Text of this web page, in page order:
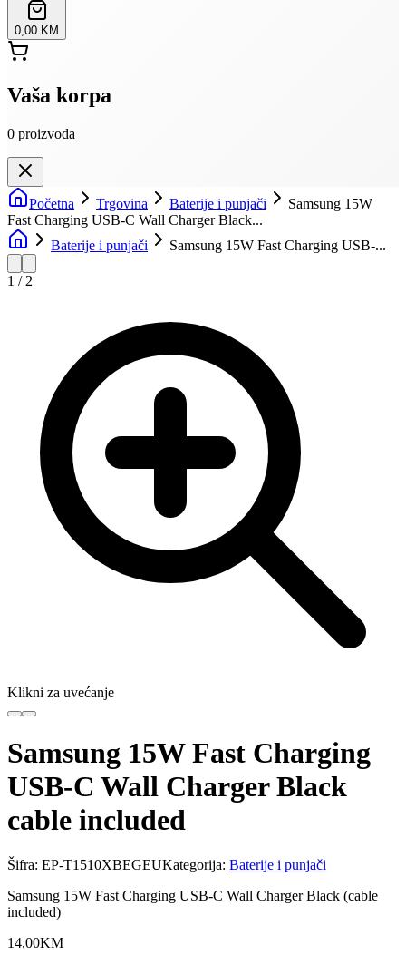
0,00 KM
Vaša korpa
0 proizvoda
Početna Trgovina Baterije i punjači
Samsung 15W
Fast Charging USB-C Wall Charger Black...
Baterije i punjači
Samsung 15W Fast Charging USB-...
1 / 2
Klikni za uvećanje
Samsung 15W Fast Charging
USB-C Wall Charger Black
cable included
Šifra: EP-T1510XBEGEUKategorija: Baterije i punjači
Samsung 15W Fast Charging USB-C Wall Charger Black (cable
included)
14,00KM